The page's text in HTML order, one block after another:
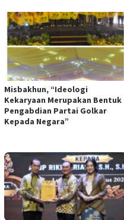
Misbakhun, “Ideologi
Kekaryaan Merupakan Bentuk
Pengabdian Partai Golkar
Kepada Negara”